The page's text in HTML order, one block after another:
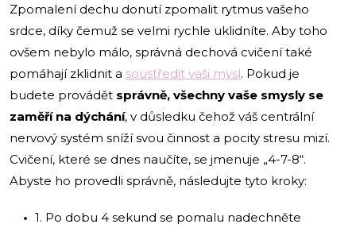
Zpomalení dechu donutí zpomalit rytmus vašeho
srdce, díky čemuž se velmi rychle uklidníte. Aby toho
ovšem nebylo málo, správná dechová cvičení také
pomáhají zklidnit a soustředit vaši mysl. Pokud je
budete provádět správně, všechny vaše smysly se
zaměří na dýchání, v důsledku čehož váš centrální
nervový systém sníží svou činnost a pocity stresu mizí.
Cvičení, které se dnes naučíte, se jmenuje „4-7-8“.
Abyste ho provedli správně, následujte tyto kroky:
1. Po dobu 4 sekund se pomalu nadechněte